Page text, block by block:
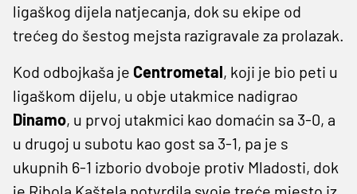
ligaškog dijela natjecanja, dok su ekipe od
trećeg do šestog mejsta razigravale za prolazak.
Kod odbojkaša je Centrometal, koji je bio peti u
ligaškom dijelu, u obje utakmice nadigrao
Dinamo, u prvoj utakmici kao domaćin sa 3-0, a
u drugoj u subotu kao gost sa 3-1, pa je s
ukupnih 6-1 izborio dvoboje protiv Mladosti, dok